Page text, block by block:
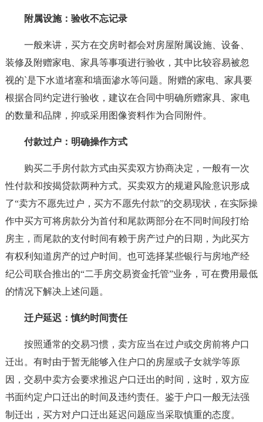
附属设施：验收不忘记录
一般来讲，买方在交房时都会对房屋附属设施、设备、
装修及附赠家电、家具等事项进行验收，其中比较容易被忽
视的`是下水道堵塞和墙面渗水等问题。附赠的家电、家具要
根据合同约定进行验收，建议在合同中明确所赠家具、家电
的数量和品牌，抑或采用图像资料作为合同附件。
付款过户：明确操作方式
购买二手房付款方式由买卖双方协商决定，一般有一次
性付款和按揭贷款两种方式。买卖双方的规避风险意识形成
了“卖方不愿先过户，买方不愿先付款”的交易现状，在实际操
作中买方可将房款分为首付和尾款两部分在不同时间段打给
房主，而尾款的支付时间有赖于房产过户的日期，为此买方
有权利知道房产的过户时间。也可选择某些银行与房地产经
纪公司联合推出的“二手房交易资金托管”业务，可在费用最低
的情况下解决上述问题。
迁户延迟：慎约时间责任
按照通常的交易习惯，卖方应当在过户或交房前将户口
迁出。有时由于暂无能够入住户口的房屋或子女就学等原
因，交易中卖方会要求推迟户口迁出的时间，这时，双方应
书面约定户口迁出的时间及违约责任。鉴于户口一般无法强
制迁出，买方对户口迁出延迟问题应当采取慎重的态度。